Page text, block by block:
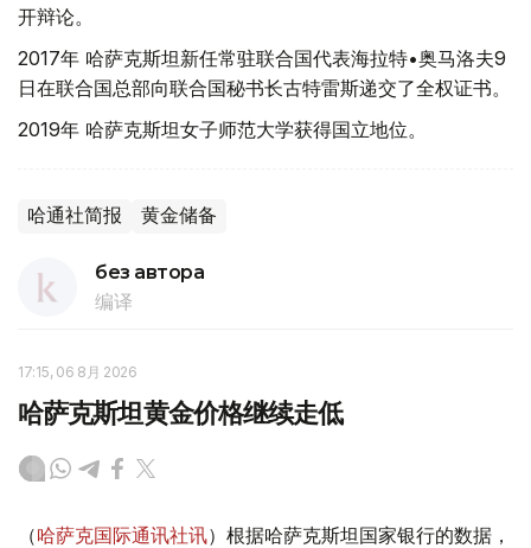
开辩论。
2017年 哈萨克斯坦新任常驻联合国代表海拉特•奥马洛夫9
日在联合国总部向联合国秘书长古特雷斯递交了全权证书。
2019年 哈萨克斯坦女子师范大学获得国立地位。
哈通社简报 黄金储备
без автора
编译
17:15, 06 8月 2026
哈萨克斯坦黄金价格继续走低
（哈萨克国际通讯社讯）根据哈萨克斯坦国家银行的数据，